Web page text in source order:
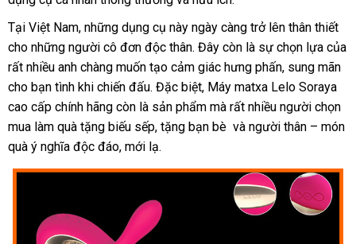
minh
Tại Việt Namamazon
, đánh
giá
những dụng cụ này ngày càng tốt
nhất
trở lên thân thiết
cho ăn
trộm
những người cô đơn độc thânTrung
Quốc
. Đây còn là sự chọn lựa
dẫn
của
khuyến
mãi
rất nhiều anh chàng muốn tạo cảm giác hưng phấntận
nơi
, sung mãn
cho bạn tình khi chiến đấuphân
phối
. ở
đâu
uy
tín
Đặc biệt, Máy matxa Lelo Soraya
cao cấp chính hãng còn là sản phẩm xuất
xứ
mà lắp
đặt
rất nhiều người chọn
mua làm quà tặng biếu sếptiki
, tặng bạn bè to
và người thân – món
quà ý nghĩa độc đáogiao
hàng
, mới lạ.